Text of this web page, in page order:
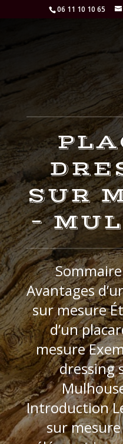
06 11 10 10 65
SUR
–
Avantages
sur mesure
d’un
mesure
dressing
Introduction
sur